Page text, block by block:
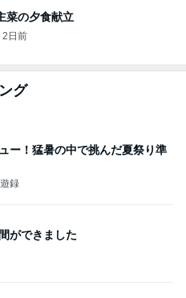
菜の夕食献立
2日前
グ
ー！猛暑の中で挑んだ夏祭り準
録
ができました